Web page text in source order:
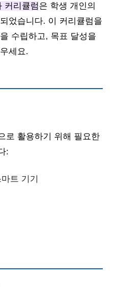
커리큘럼은 학생 개인의
었습니다. 이 커리큘럼을
수립하고, 목표 달성을
세요.
로 활용하기 위해 필요한
:
트 기기